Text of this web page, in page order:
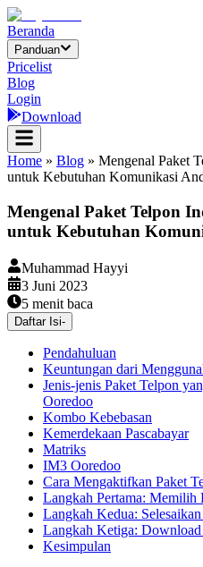
Beranda
Panduan
Pricelist
Blog
Login
Download
Home » Blog » Mengenal Paket
untuk Kebutuhan Komunikasi
Mengenal Paket Telpon
untuk Kebutuhan
Muhammad Hayyi
3 Juni 2023
5 menit baca
Daftar Isi-
Pendahuluan
Keuntungan dari
Jenis-jenis Paket Telpon
Ooredoo
Kombo Kebebasan
Kemerdekaan Pascabayar
Matriks
IM3 Ooredoo
Cara Mengaktifkan Paket
Langkah Pertama: Memilih
Langkah Kedua:
Langkah Ketiga:
Kesimpulan